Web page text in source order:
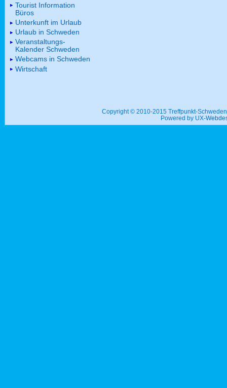
Tourist Information
Büros
Unterkunft im Urlaub
Urlaub in Schweden
Veranstaltungs-
Kalender Schweden
Webcams in Schweden
Wirtschaft
Copyright © 2010-2015 Treffpunkt-
Powered by UX-